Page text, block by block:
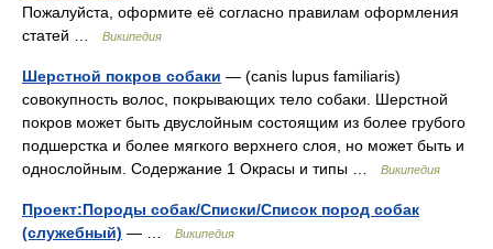
Пожалуйста, оформите её согласно правилам оформления
статей …
Википедия
Шерстной покров собаки — (canis lupus familiaris)
совокупность волос, покрывающих тело собаки. Шерстной
покров может быть двуслойным состоящим из более грубого
подшерстка и более мягкого верхнего слоя, но может быть и
однослойным. Содержание 1 Окрасы и типы …
Википедия
Проект:Породы собак/Списки/Список пород собак
(служебный) — … Википедия